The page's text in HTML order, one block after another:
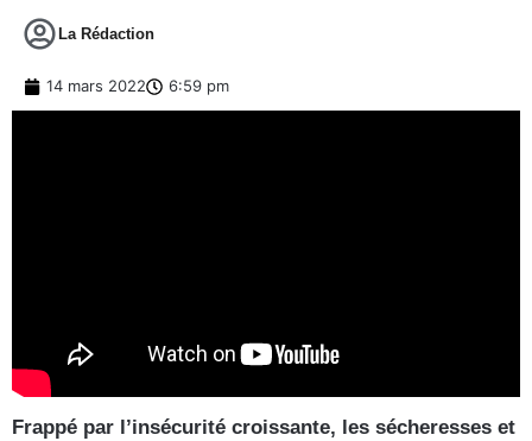
La Rédaction
14 mars 2022 6:59 pm
Frappé par l’insécurité croissante, les sécheresses et